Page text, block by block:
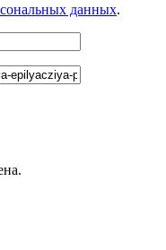
данных.